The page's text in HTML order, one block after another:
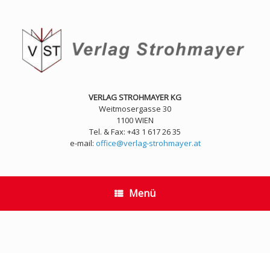
springen
VERLAG STROHMAYER KG
Weitmosergasse 30
1100 WIEN
Tel. & Fax: +43 1 617 26 35
e-mail: office@verlag-strohmayer.at
Menü